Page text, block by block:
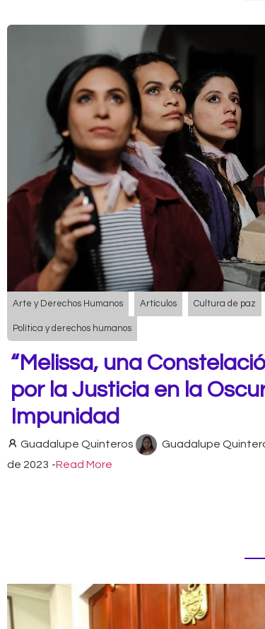
Arte y Derechos Humanos Artículos Cultura de paz
Política y derechos humanos
“Melissa, una
por la Justicia en la
Impunidad
Guadalupe Quinteros Guadalupe
de 2023 -Read More